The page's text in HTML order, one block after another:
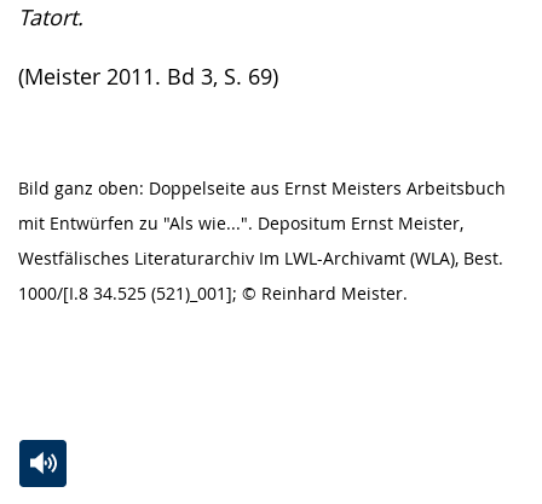
Tatort.
(Meister 2011. Bd 3, S. 69)
Bild ganz oben: Doppelseite aus Ernst Meisters Arbeitsbuch
mit Entwürfen zu "Als wie...". Depositum Ernst Meister,
Westfälisches Literaturarchiv Im LWL-Archivamt (WLA), Best.
1000/[I.8 34.525 (521)_001]; © Reinhard Meister.